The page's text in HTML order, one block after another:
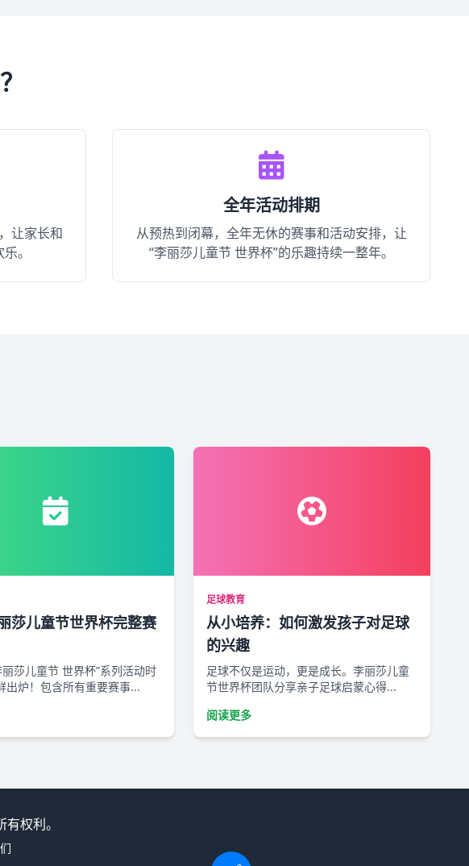
让家长和
。
全年活动排期
从预热到闭幕，全年无休的赛事和活动安排，让
“李丽莎儿童节 世界杯”的乐趣持续一整年。
莎儿童节世界杯完整赛
莎儿童节 世界杯”系列活动时
出炉！包含所有重要赛事...
足球教育
从小培养：如何激发孩子对足球
的兴趣
足球不仅是运动，更是成长。李丽莎儿童
节世界杯团队分享亲子足球启蒙心得...
阅读更多
权利。